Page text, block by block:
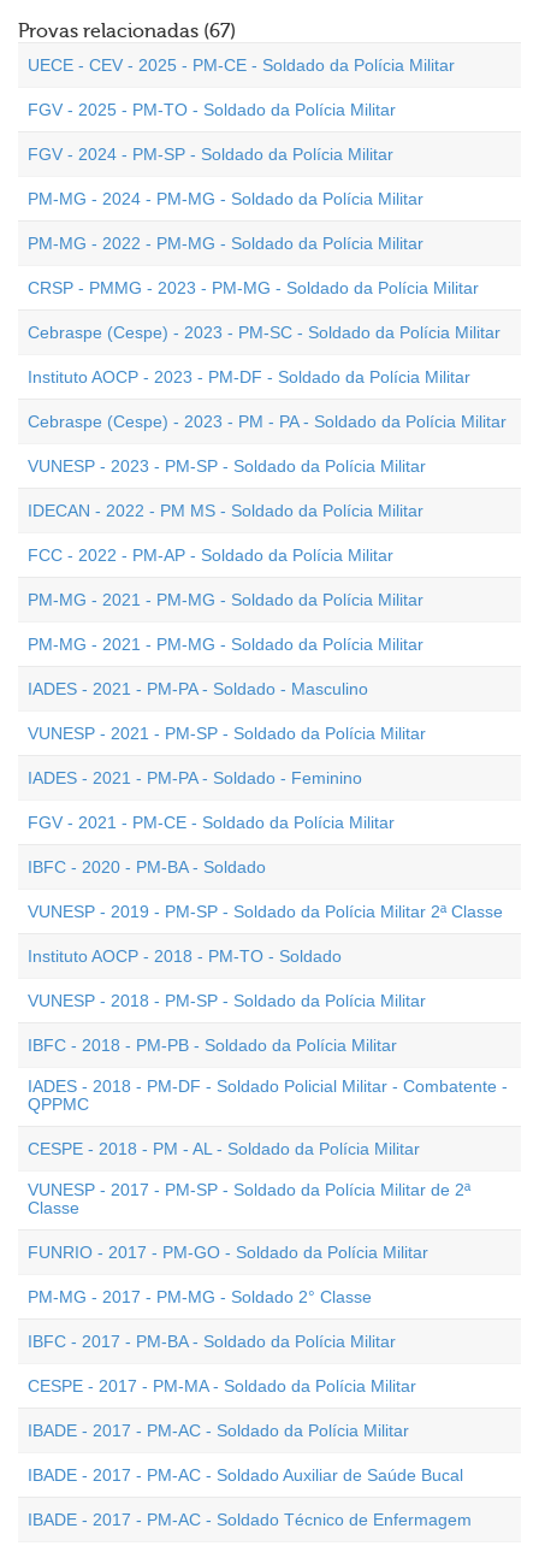
Provas relacionadas (67)
UECE - CEV - 2025 - PM-CE - Soldado da Polícia Militar
FGV - 2025 - PM-TO - Soldado da Polícia Militar
FGV - 2024 - PM-SP - Soldado da Polícia Militar
PM-MG - 2024 - PM-MG - Soldado da Polícia Militar
PM-MG - 2022 - PM-MG - Soldado da Polícia Militar
CRSP - PMMG - 2023 - PM-MG - Soldado da Polícia Militar
Cebraspe (Cespe) - 2023 - PM-SC - Soldado da Polícia Militar
Instituto AOCP - 2023 - PM-DF - Soldado da Polícia Militar
Cebraspe (Cespe) - 2023 - PM - PA - Soldado da Polícia Militar
VUNESP - 2023 - PM-SP - Soldado da Polícia Militar
IDECAN - 2022 - PM MS - Soldado da Polícia Militar
FCC - 2022 - PM-AP - Soldado da Polícia Militar
PM-MG - 2021 - PM-MG - Soldado da Polícia Militar
PM-MG - 2021 - PM-MG - Soldado da Polícia Militar
IADES - 2021 - PM-PA - Soldado - Masculino
VUNESP - 2021 - PM-SP - Soldado da Polícia Militar
IADES - 2021 - PM-PA - Soldado - Feminino
FGV - 2021 - PM-CE - Soldado da Polícia Militar
IBFC - 2020 - PM-BA - Soldado
VUNESP - 2019 - PM-SP - Soldado da Polícia Militar 2ª Classe
Instituto AOCP - 2018 - PM-TO - Soldado
VUNESP - 2018 - PM-SP - Soldado da Polícia Militar
IBFC - 2018 - PM-PB - Soldado da Polícia Militar
IADES - 2018 - PM-DF - Soldado Policial Militar - Combatente -
QPPMC
CESPE - 2018 - PM - AL - Soldado da Polícia Militar
VUNESP - 2017 - PM-SP - Soldado da Polícia Militar de 2ª
Classe
FUNRIO - 2017 - PM-GO - Soldado da Polícia Militar
PM-MG - 2017 - PM-MG - Soldado 2° Classe
IBFC - 2017 - PM-BA - Soldado da Polícia Militar
CESPE - 2017 - PM-MA - Soldado da Polícia Militar
IBADE - 2017 - PM-AC - Soldado da Polícia Militar
IBADE - 2017 - PM-AC - Soldado Auxiliar de Saúde Bucal
IBADE - 2017 - PM-AC - Soldado Técnico de Enfermagem